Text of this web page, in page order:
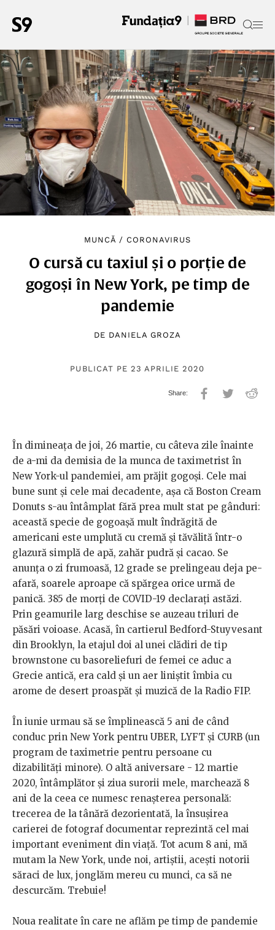
MUNCĂ / CORONAVIRUS
O cursă cu taxiul și o porție de
gogoși în New York, pe timp de
pandemie
DE DANIELA GROZA
PUBLICAT PE 23 APRILIE 2020
În dimineața de joi, 26 martie, cu câteva zile înainte
de a-mi da demisia de la munca de taximetrist în
New York-ul pandemiei, am prăjit gogoși. Cele mai
bune sunt și cele mai decadente, așa că Boston Cream
Donuts s-au întâmplat fără prea mult stat pe gânduri:
această specie de gogoașă mult îndrăgită de
americani este umplută cu cremă și tăvălită într-o
glazură simplă de apă, zahăr pudră și cacao. Se
anunța o zi frumoasă, 12 grade se prelingeau deja pe-
afară, soarele aproape că spărgea orice urmă de
panică. 385 de morți de COVID-19 declarați astăzi.
Prin geamurile larg deschise se auzeau triluri de
păsări voioase. Acasă, în cartierul Bedford-Stuyvesant
din Brooklyn, la etajul doi al unei clădiri de tip
brownstone cu basoreliefuri de femei ce aduc a
Grecie antică, era cald și un aer liniștit îmbia cu
arome de desert proaspăt și muzică de la Radio FIP.
În iunie urmau să se împlinească 5 ani de când
conduc prin New York pentru UBER, LYFT și CURB (un
program de taximetrie pentru persoane cu
dizabilități minore). O altă aniversare - 12 martie
2020, întâmplător și ziua surorii mele, marchează 8
ani de la ceea ce numesc renașterea personală:
trecerea de la tânără dezorientată, la însușirea
carierei de fotograf documentar reprezintă cel mai
important eveniment din viață. Tot acum 8 ani, mă
mutam la New York, unde noi, artiștii, acești notorii
săraci de lux, jonglăm mereu cu munci, ca să ne
descurcăm. Trebuie!
Noua realitate în care ne aflăm pe timp de pandemie